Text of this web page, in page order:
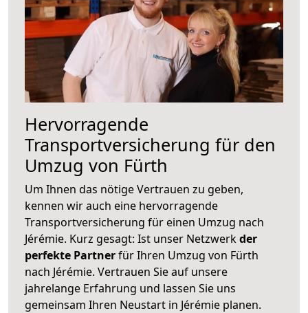
Hervorragende
Transportversicherung für den
Umzug von Fürth
Um Ihnen das nötige Vertrauen zu geben,
kennen wir auch eine hervorragende
Transportversicherung für einen Umzug nach
Jérémie. Kurz gesagt: Ist unser Netzwerkder
perfekte Partnerfür Ihren Umzug von Fürth
nach Jérémie. Vertrauen Sie auf unsere
jahrelange Erfahrung und lassen Sie uns
gemeinsam Ihren Neustart in Jérémie planen.